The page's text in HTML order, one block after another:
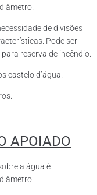
de divisões
Pode ser
reserva de incêndio.
castelo d’água.
APOIADO
a água é